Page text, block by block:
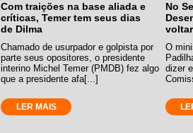
Com traições na base aliada e
críticas, Temer tem seus dias
de Dilma
Chamado de usurpador e golpista por
parte seus opositores, o presidente
interino Michel Temer (PMDB) fez algo
que a presidente afa[...]
LER MAIS
No
O
dizer